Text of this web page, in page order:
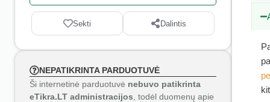
Sekti Dalintis
NEPATIKRINTA PARDUOTUVĖ
Ši internetinė parduotuvė nebuvo patikrinta
eTikra.LT administracijos , todėl duomenų apie